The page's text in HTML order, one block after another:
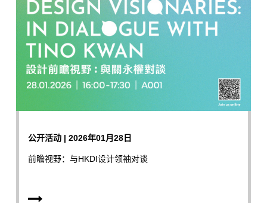
公开活动 | 2026年01月28日
前瞻视野：与HKDI设计领袖对谈